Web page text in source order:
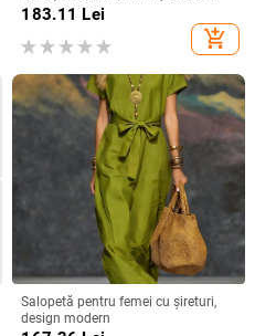
lată, în stil european și american,
183.11 Lei
add_shopping_cart
Salopetă pentru femei cu șireturi,
design modern